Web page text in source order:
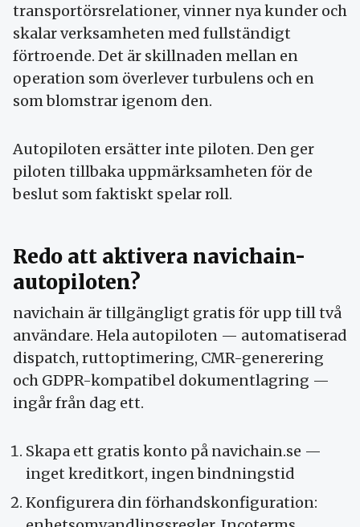
transport­örs­relationer, vinner nya kunder och
skalar verksam­heten med full­ständigt
förtroende. Det är skillnaden mellan en
operation som överlever turbu­lens och en
som blomstrar igenom den.
Autopiloten ersätter inte piloten. Den ger
piloten tillbaka upp­märk­samheten för de
beslut som faktiskt spelar roll.
Redo att aktivera navichain-
autopiloten?
navichain är tillgängligt gratis för upp till två
användare. Hela autopiloten — automatiserad
dispatch, rutt­optimering, CMR-generering
och GDPR-kompatibel dokument­lagring —
ingår från dag ett.
Skapa ett gratis konto på navichain.se —
inget kredit­kort, ingen bindningstid
Konfigurera din förhandskonfiguration: